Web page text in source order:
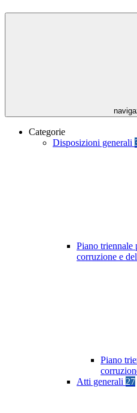
Categorie
Disposizioni generali
Piano triennale
corruzione e
Piano
Atti generali 27